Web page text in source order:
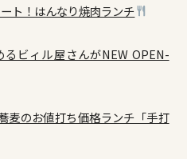
ト！はんなり焼肉ランチ
るビィル屋さんがNEW OPEN-
麦のお値打ち価格ランチ「手打